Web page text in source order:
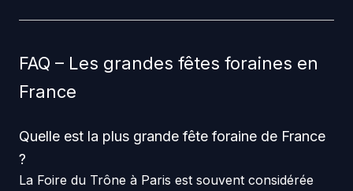
FAQ – Les grandes fêtes foraines en
France
Quelle est la plus grande fête foraine de France
?
La Foire du Trône à Paris est souvent considérée